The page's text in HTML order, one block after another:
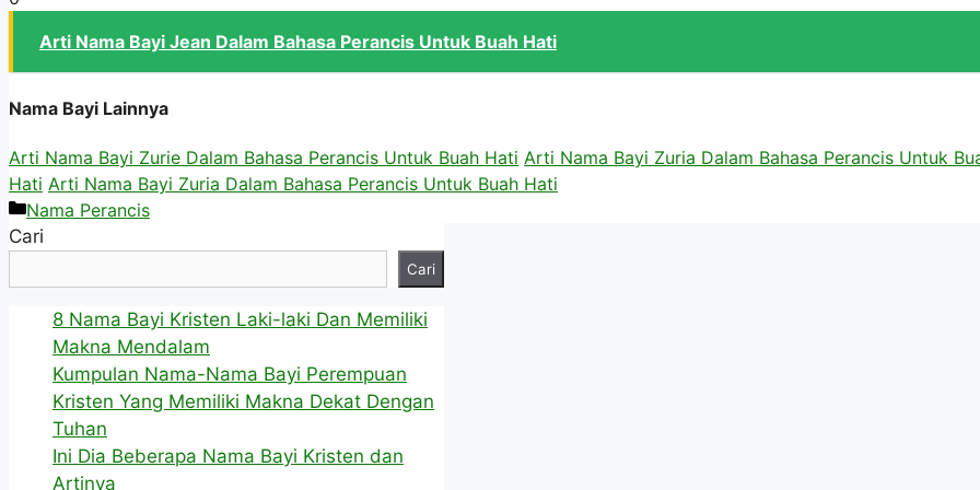
Arti Nama Bayi Jean Dalam Bahasa Perancis Untuk Buah Hati
Nama Bayi Lainnya
Arti Nama Bayi Zurie Dalam Bahasa Perancis Untuk Buah Hati Arti Nama Bayi Zuria Dalam Bahasa Perancis Untuk
Hati Arti Nama Bayi Zuria Dalam Bahasa Perancis Untuk Buah Hati
Kategori
Nama Perancis
Cari
Cari
8 Nama Bayi Kristen Laki-laki Dan Memiliki
Makna Mendalam
Kumpulan Nama-Nama Bayi Perempuan
Kristen Yang Memiliki Makna Dekat Dengan
Tuhan
Ini Dia Beberapa Nama Bayi Kristen dan
Artinya